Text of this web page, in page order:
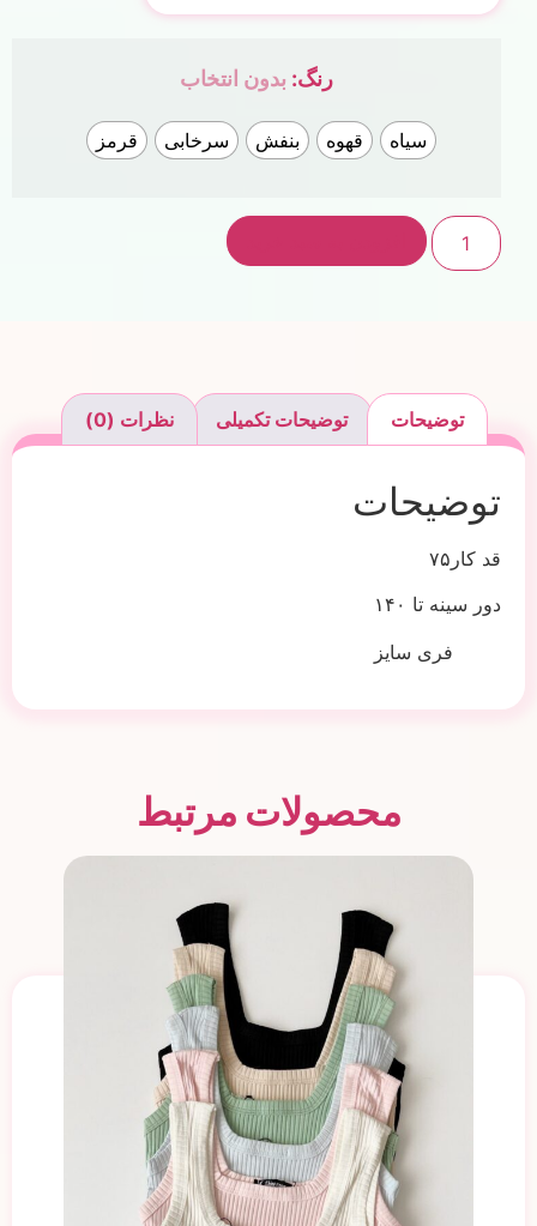
رنگ: بدون انتخاب
سیاه قهوه بنفش سرخابی قرمز
توضیحات توضیحات تکمیلی نظرات (0)
توضیحات
قد کار۷۵
دور سینه تا ۱۴۰
فری سایز
محصولات مرتبط